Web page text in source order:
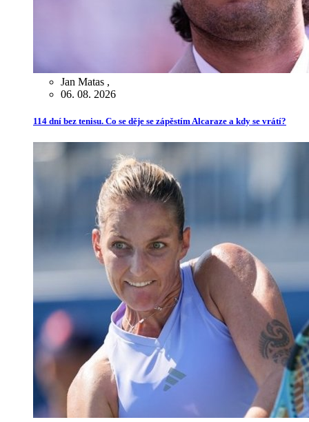
Jan Matas ,
06. 08. 2026
114 dní bez tenisu. Co se děje se zápěstím Alcaraze a kdy se vrátí?